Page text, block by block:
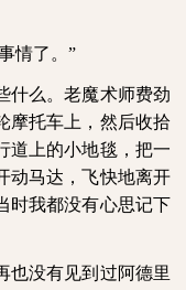
情了。”
什么。老魔术师费劲
摩托车上，然后收拾
道上的小地毯，把一
动马达，飞快地离开
时我都没有心思记下
也没有见到过阿德里